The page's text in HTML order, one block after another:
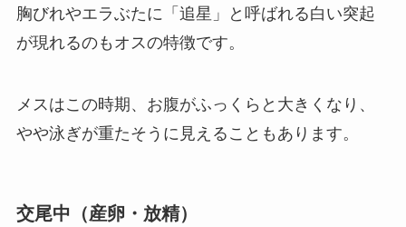
胸びれやエラぶたに「追星」と呼ばれる白い突起
が現れるのもオスの特徴です。
メスはこの時期、お腹がふっくらと大きくなり、
やや泳ぎが重たそうに見えることもあります。
交尾中（産卵・放精）